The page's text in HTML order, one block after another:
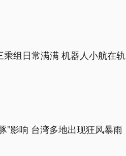
乘组日常满满 机器人小航在轨
”影响 台湾多地出现狂风暴雨